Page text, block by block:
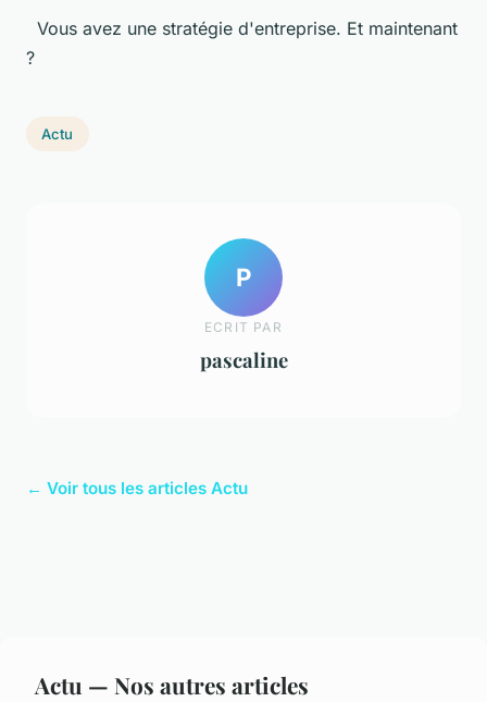
Vous avez une stratégie d'entreprise. Et maintenant
?
Actu
P
ECRIT PAR
pascaline
← Voir tous les articles Actu
Actu — Nos autres articles